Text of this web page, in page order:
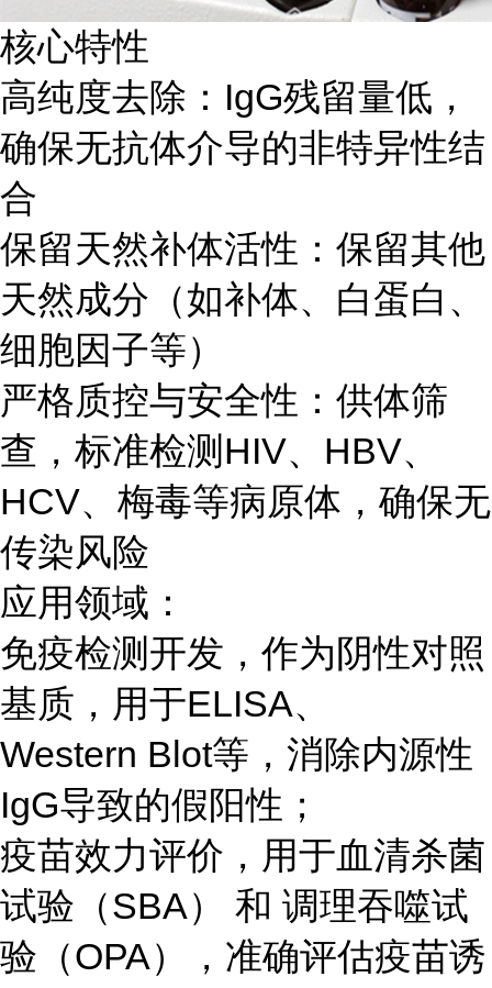
核心特性
高纯度去除：IgG残留量低，
确保无抗体介导的非特异性结
合
保留天然补体活性：保留其他
天然成分（如补体、白蛋白、
细胞因子等）
严格质控与安全性：供体筛
查，标准检测HIV、HBV、
HCV、梅毒等病原体，确保无
传染风险
应用领域：
免疫检测开发，作为阴性对照
基质，用于ELISA、
Western Blot等，消除内源性
IgG导致的假阳性；
疫苗效力评价，用于血清杀菌
试验（SBA） 和 调理吞噬试
验（OPA），准确评估疫苗诱